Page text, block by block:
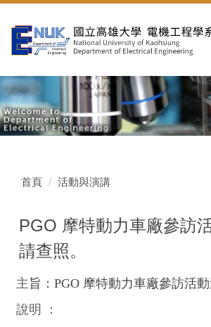
到
內
容
區
首頁 活動與演講
PGO 摩特動力車廠參訪
請查照。
主旨： PGO 摩特動力車廠參訪活
說明
：